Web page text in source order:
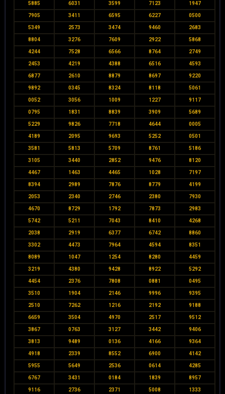
5885 6031 3599 7123 1947
7905 3411 6595 6227 0500
5349 2573 3474 9460 2683
8804 3276 7609 2922 5868
4244 7528 6566 8764 2749
2453 4219 4388 6516 4593
6877 2610 8879 8697 9220
9892 0345 8324 8118 5061
0052 3056 1009 1227 9117
0795 1831 8839 3909 5689
5229 9826 7718 4644 0005
4189 2095 9693 5252 0501
3581 5813 5709 8761 5186
3105 3440 2852 9476 8120
4467 1463 4465 1028 7197
8394 2989 7876 8779 4199
2053 2340 2746 2380 7930
4670 8729 1792 7873 2983
5742 5211 7043 8410 4268
2038 2919 6377 6742 8860
3302 4473 7964 4594 8351
8089 1047 1254 8280 4459
3219 4380 9428 8922 5292
4454 2376 7808 0881 0495
3510 1904 2146 9996 9395
2510 7262 1216 2192 9188
6659 3504 4970 2517 9512
3867 0763 3127 3442 9406
3813 9489 0136 4166 9364
4918 2339 8552 6900 4142
5955 5649 2536 0614 4285
6767 3431 0184 1839 8957
9116 2736 2371 5008 1333